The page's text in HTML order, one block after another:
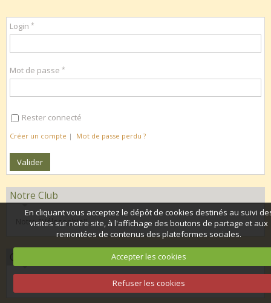
Login
Mot de passe
Rester connecté
Créer un compte | Mot de passe perdu ?
Notre Club
Notre "Vélosophie"
Organisation 2026
En cliquant vous acceptez le dépôt de cookies destinés au suivi
visites sur notre site, à l'affichage des boutons de partage et aux
remontées de contenus des plateformes sociales.
Accepter les cookies
Refuser les cookies